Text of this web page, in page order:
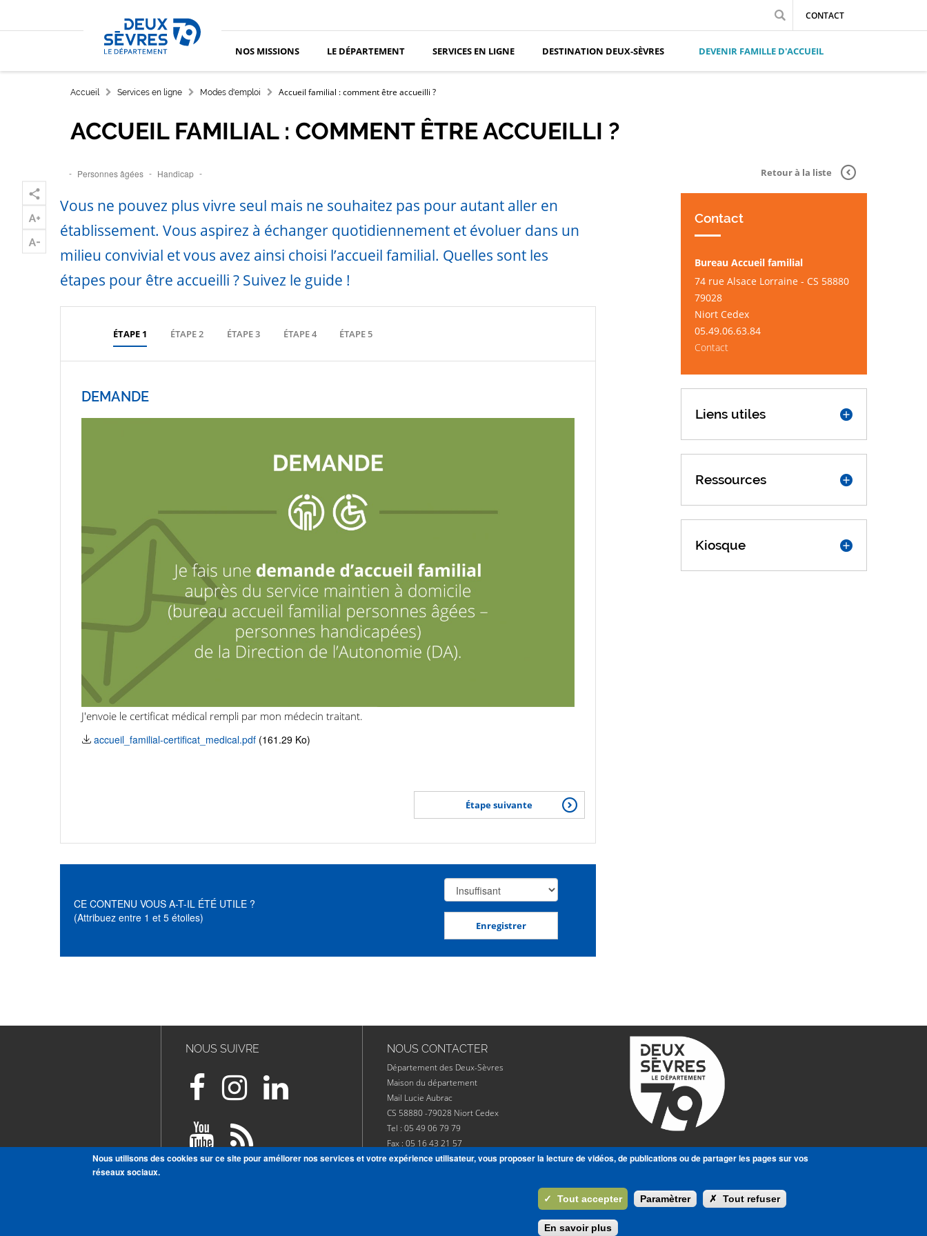
CONTACT
NOS MISSIONS LE DÉPARTEMENT
Accueil département des Deux-Sèvres
SERVICES EN LIGNE DESTINATION DEUX-SÈVRES DEVENIR FAMILLE D'ACCUEIL
FIL D'ARIANE
Accueil Services en ligne Modes d'emploi Accueil familial : comment être accueilli ?
ACCUEIL FAMILIAL : COMMENT ÊTRE ACCUEILLI ?
Personnes âgées Handicap Retour à la liste
Vous ne pouvez plus vivre seul mais ne souhaitez pas pour autant aller en
établissement. Vous aspirez à échanger quotidiennement et évoluer dans un
milieu convivial et vous avez ainsi choisi l’accueil familial. Quelles sont les
étapes pour être accueilli ? Suivez le guide !
ÉTAPE 1 ÉTAPE 2 ÉTAPE 3 ÉTAPE 4 ÉTAPE 5
DEMANDE
J'envoie le certificat médical rempli par mon médecin traitant.
accueil_familial-certificat_medical.pdf (161.29 Ko)
Étape suivante
CE CONTENU VOUS A-T-IL ÉTÉ UTILE ?
(Attribuez entre 1 et 5 étoiles)
Contact
Bureau Accueil familial
74 rue Alsace Lorraine - CS 58880
79028
Niort Cedex
05.49.06.63.84
Contact
Liens utiles
Ressources
Kiosque
NOUS CONTACTER
Département des Deux-Sèvres
Maison du département
Mail Lucie Aubrac
CS 58880 -79028 Niort Cedex
Tel : 05 49 06 79 79
Fax : 05 16 43 21 57
NOUS SUIVRE
Nous utilisons des cookies sur ce site pour améliorer nos services et votre expérience utilisateur, vous proposer la lecture de vidéos, de publications ou de partager les pages sur vos
réseaux sociaux.
✓ Tout accepter Paramètrer ✗ Tout refuser
En savoir plus